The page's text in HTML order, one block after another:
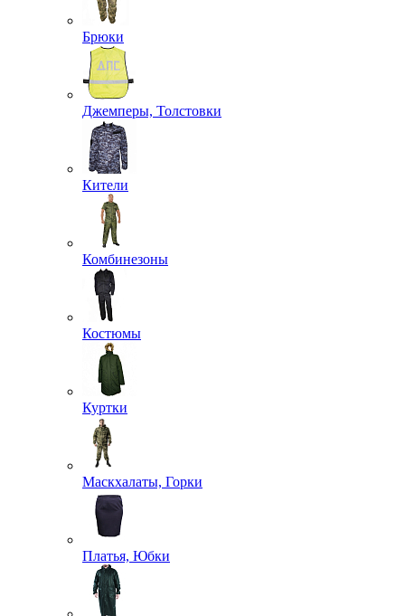
Брюки
Джемперы, Толстовки
Кители
Комбинезоны
Костюмы
Куртки
Маскхалаты, Горки
Платья, Юбки